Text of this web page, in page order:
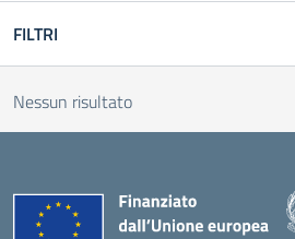
FILTRI
Nessun risultato